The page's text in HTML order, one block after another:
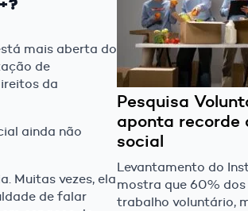
mais aberta do
de
da
ainda não
Muitas vezes, ela
de falar
Pesquisa
aponta recorde
social
Levantamento do
mostra que 60%
trabalho voluntário,